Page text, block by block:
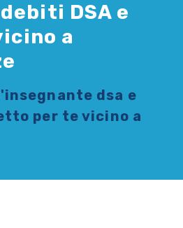
DSA e
a
insegnante dsa e
per te vicino a